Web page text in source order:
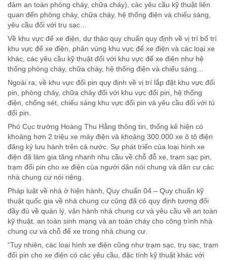
đảm an toàn phòng cháy, chữa cháy), các yêu cầu kỹ thuật liên
quan đến phòng cháy, chữa cháy, hệ thống điện và chiếu sáng,
yêu cầu đối với trụ sạc…
Về khu vực để xe điện, dự thảo quy chuẩn quy định về vị trí bố trí
khu vực để xe điện, phân vùng khu vực để xe điện và các loại xe
khác, các yêu cầu kỹ thuật đối với khu vực để xe điện như hệ
thống phòng cháy, chữa cháy, hệ thống điện và chiếu sáng…
Ngoài ra, về khu vực đổi pin quy định về vị trí lắp đặt khu vực đổi
pin, phòng cháy, chữa cháy đối với khu vực đổi pin, hệ thống
điện, chống sét, chiếu sáng khu vực đổi pin và yêu cầu đối với tủ
đổi pin.
Phó Cục trưởng Hoàng Thu Hằng thông tin, thống kê hiện có
khoảng hơn 2 triệu xe máy điện và khoảng 300.000 xe ô tô điện
đăng ký lưu hành trên cả nước. Sự phát triển của loại hình xe
điện đã làm gia tăng nhanh nhu cầu về chỗ đỗ xe, trạm sạc pin,
trạm đổi pin cho xe điện của người dân nói chung và dân cư các
nhà chung cư nói riêng.
Pháp luật về nhà ở hiện hành, Quy chuẩn 04 – Quy chuẩn kỹ
thuật quốc gia về nhà chung cư cũng đã có quy định tương đối
đầy đủ về quản lý, vận hành nhà chung cư và yêu cầu về an toàn
kỹ thuật, an toàn sinh mạng và an toàn cháy cho công trình nhà
chung cư và chỗ để xe trong nhà chung cư.
“Tuy nhiên, các loại hình xe điện cũng như trạm sạc, trụ sạc, trạm
đổi pin cho xe điện có các yêu cầu, đặc tính kỹ thuật khác với